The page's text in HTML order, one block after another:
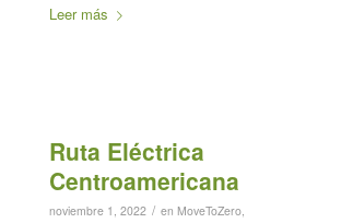
Leer más
Ruta Eléctrica
Centroamericana
noviembre 1, 2022 / en MoveToZero,